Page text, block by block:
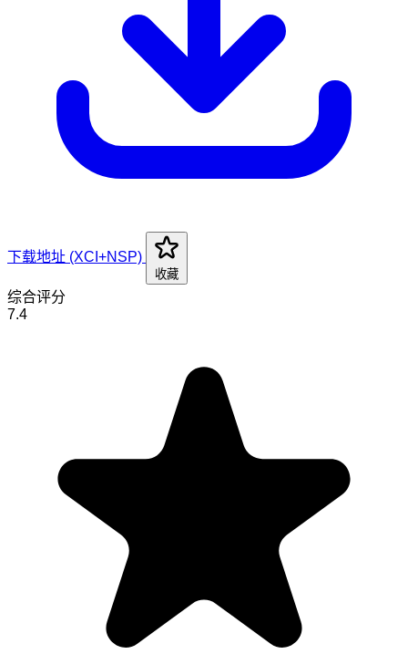
下载地址 (XCI+NSP)
收藏
综合评分
7.4